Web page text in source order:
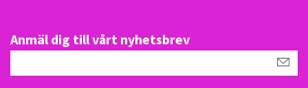
Anmäl dig till vårt nyhetsbrev